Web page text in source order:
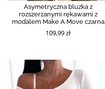
Asymetryczna bluzka z
rozszerzanymi rękawami z
modalem Make A Move czarna
109,99 zł